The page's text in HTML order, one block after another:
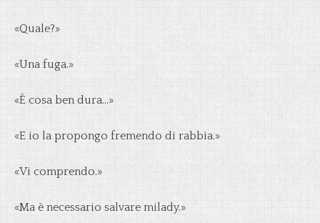
«Quale?»
«Una fuga.»
«È cosa ben dura…»
«E io la propongo fremendo di rabbia.»
«Vi comprendo.»
«Ma è necessario salvare milady.»